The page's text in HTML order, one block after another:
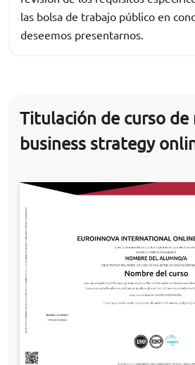
las bolsa de trabajo público en
deseemos presentarnos.
Titulación de curso de
business strategy